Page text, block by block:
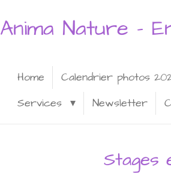
Anima Nature -
Home Calendrier photos
Services
Newsletter
Stages